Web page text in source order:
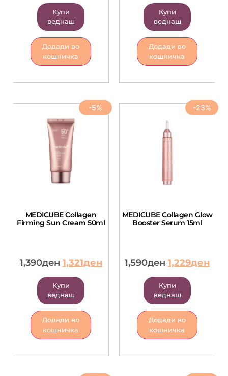
Купи
веднаш
Додади во
кошничка
Купи
веднаш
Додади во
кошничка
-5%
MEDICUBE Collagen
Firming Sun Cream 50ml
1,390ден 1,321ден
Купи
веднаш
Додади во
кошничка
-23%
MEDICUBE Collagen Glow
Booster Serum 15ml
1,590ден 1,229ден
Купи
веднаш
Додади во
кошничка